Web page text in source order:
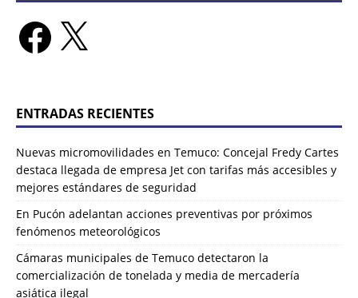
ENTRADAS RECIENTES
Nuevas micromovilidades en Temuco: Concejal Fredy Cartes
destaca llegada de empresa Jet con tarifas más accesibles y
mejores estándares de seguridad
En Pucón adelantan acciones preventivas por próximos
fenómenos meteorológicos
Cámaras municipales de Temuco detectaron la
comercialización de tonelada y media de mercadería
asiática ilegal